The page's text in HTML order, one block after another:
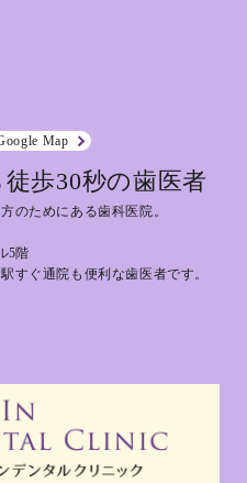
Map
歩30秒の歯医者
のためにある歯科医院。
5階
すぐ通院も便利な歯医者です。